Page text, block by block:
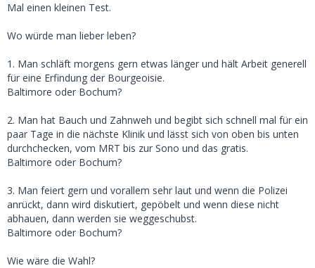
Mal einen kleinen Test.
Wo würde man lieber leben?
1. Man schläft morgens gern etwas länger und hält Arbeit generell
für eine Erfindung der Bourgeoisie.
Baltimore oder Bochum?
2. Man hat Bauch und Zahnweh und begibt sich schnell mal für ein
paar Tage in die nächste Klinik und lässt sich von oben bis unten
durchchecken, vom MRT bis zur Sono und das gratis.
Baltimore oder Bochum?
3. Man feiert gern und vorallem sehr laut und wenn die Polizei
anrückt, dann wird diskutiert, gepöbelt und wenn diese nicht
abhauen, dann werden sie weggeschubst.
Baltimore oder Bochum?
Wie wäre die Wahl?